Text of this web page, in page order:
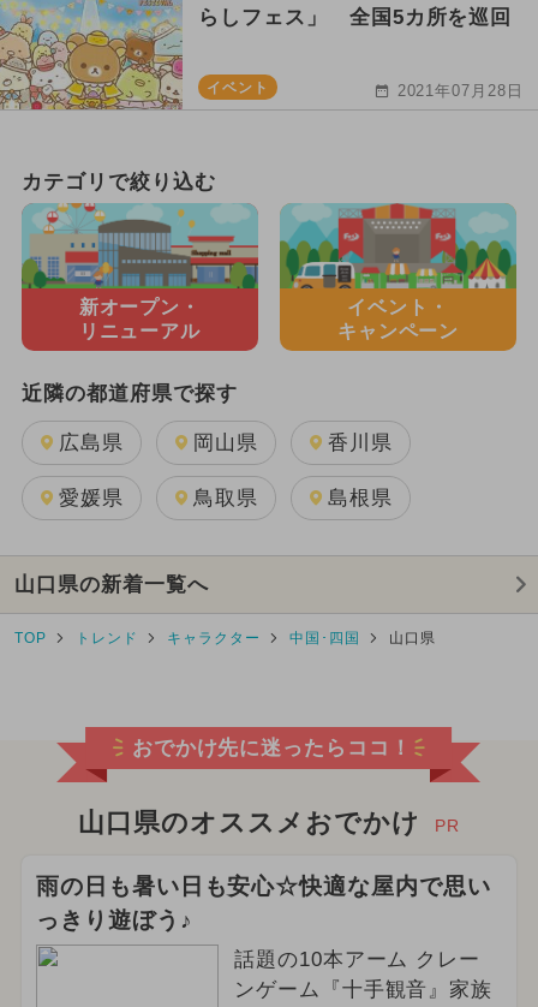
らしフェス」 全国5カ所を巡回
イベント 2021年07月28日
カテゴリで絞り込む
新オープン・
リニューアル
イベント・
キャンペーン
近隣の都道府県で探す
広島県 岡山県 香川県
愛媛県 鳥取県 島根県
山口県の新着一覧へ
TOP トレンド キャラクター 中国･四国 山口県
おでかけ先に迷ったらココ！
山口県のオススメおでかけ PR
雨の日も暑い日も安心☆快適な屋内で思い
っきり遊ぼう♪
話題の10本アーム クレー
ンゲーム『十手観音』家族